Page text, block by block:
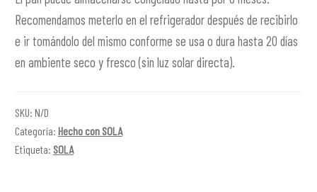
Recomendamos meterlo en el refrigerador después de recibirlo
e ir tomándolo del mismo conforme se usa o dura hasta 20 días
en ambiente seco y fresco (sin luz solar directa).
SKU: N/D
Categoría: Hecho con SOLA
Etiqueta: SOLA